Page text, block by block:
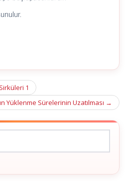
1
Yüklenme Sürelerinin Uzatılması →